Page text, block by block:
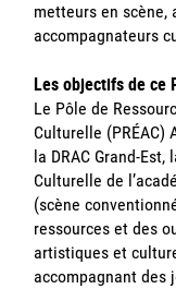
metteurs en scène,
accompagnateurs
Les objectifs de ce
Le Pôle de
Culturelle
la DRAC Grand-
Culturelle de
(scène
ressources et des
artistiques et
accompagnant des